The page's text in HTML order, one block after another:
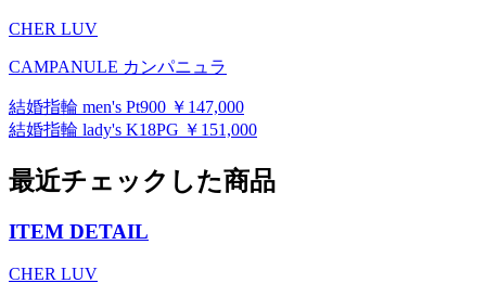
CHER LUV
CAMPANULE カンパニュラ
結婚指輪 men's Pt900 ￥147,000
結婚指輪 lady's K18PG ￥151,000
最近チェックした商品
ITEM DETAIL
CHER LUV